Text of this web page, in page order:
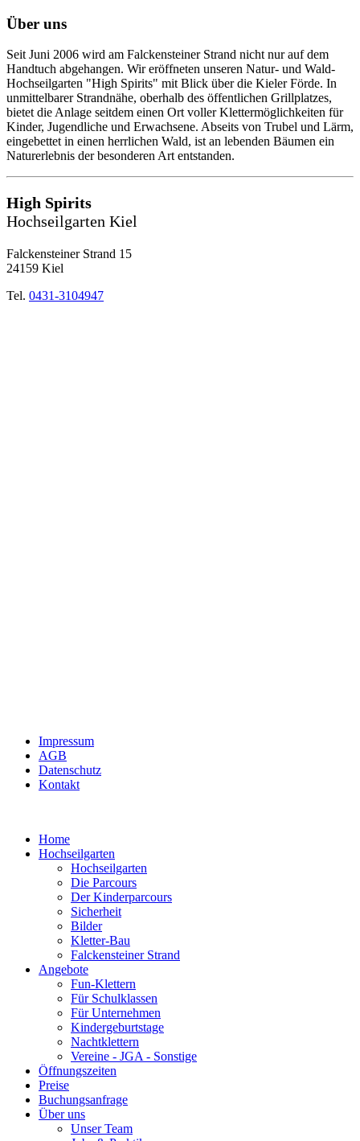
Über uns
Seit Juni 2006 wird am Falckensteiner Strand nicht nur auf dem
Handtuch abgehangen. Wir eröffneten unseren Natur- und Wald-
Hochseilgarten "High Spirits" mit Blick über die Kieler Förde. In
unmittelbarer Strandnähe, oberhalb des öffentlichen Grillplatzes,
bietet die Anlage seitdem einen Ort voller Klettermöglichkeiten für
Kinder, Jugendliche und Erwachsene. Abseits von Trubel und Lärm,
eingebettet in einen herrlichen Wald, ist an lebenden Bäumen ein
Naturerlebnis der besonderen Art entstanden.
High Spirits
Hochseilgarten Kiel
Falckensteiner Strand 15
24159 Kiel
Tel. 0431-3104947
Impressum
AGB
Datenschutz
Kontakt
Home
Hochseilgarten
Hochseilgarten
Die Parcours
Der Kinderparcours
Sicherheit
Bilder
Kletter-Bau
Falckensteiner Strand
Angebote
Fun-Klettern
Für Schulklassen
Für Unternehmen
Kindergeburtstage
Nachtklettern
Vereine - JGA - Sonstige
Öffnungszeiten
Preise
Buchungsanfrage
Über uns
Unser Team